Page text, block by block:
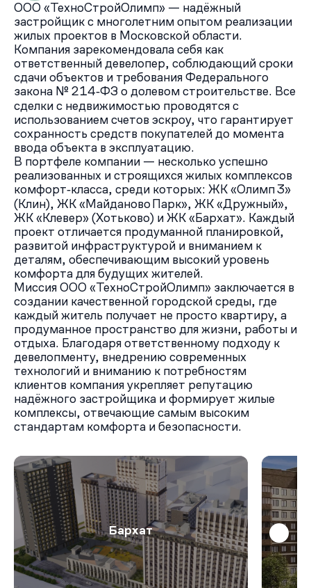
ООО «ТехноСтройОлимп» — надёжный
застройщик с многолетним опытом реализации
жилых проектов в Московской области.
Компания зарекомендовала себя как
ответственный девелопер, соблюдающий сроки
сдачи объектов и требования Федерального
закона № 214‑ФЗ о долевом строительстве. Все
сделки с недвижимостью проводятся с
использованием счетов эскроу, что гарантирует
сохранность средств покупателей до момента
ввода объекта в эксплуатацию.
В портфеле компании — несколько успешно
реализованных и строящихся жилых комплексов
комфорт‑класса, среди которых: ЖК «Олимп 3»
(Клин), ЖК «Майданово Парк», ЖК «Дружный»,
ЖК «Клевер» (Хотьково) и ЖК «Бархат». Каждый
проект отличается продуманной планировкой,
развитой инфраструктурой и вниманием к
деталям, обеспечивающим высокий уровень
комфорта для будущих жителей.
Миссия ООО «ТехноСтройОлимп» заключается в
создании качественной городской среды, где
каждый житель получает не просто квартиру, а
продуманное пространство для жизни, работы и
отдыха. Благодаря ответственному подходу к
девелопменту, внедрению современных
технологий и вниманию к потребностям
клиентов компания укрепляет репутацию
надёжного застройщика и формирует жилые
комплексы, отвечающие самым высоким
стандартам комфорта и безопасности.
Бархат